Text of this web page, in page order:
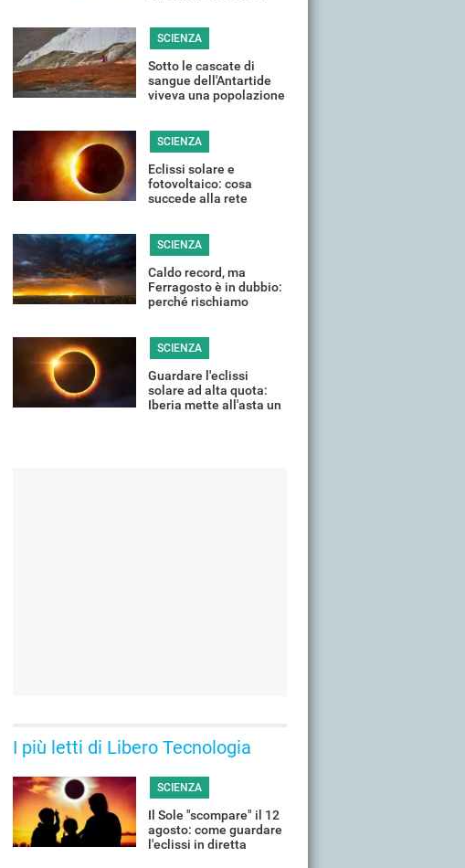
SCIENZA
Sotto le cascate di
sangue dell'Antartide
viveva una popolazione
SCIENZA
Eclissi solare e
fotovoltaico: cosa
succede alla rete
SCIENZA
Caldo record, ma
Ferragosto è in dubbio:
perché rischiamo
SCIENZA
Guardare l'eclissi
solare ad alta quota:
Iberia mette all'asta un
I più letti di Libero Tecnologia
SCIENZA
Il Sole "scompare" il 12
agosto: come guardare
l'eclissi in diretta